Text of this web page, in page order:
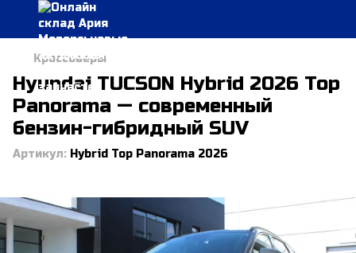
Кроссоверы
Hyundai TUCSON Hybrid 2026 Top
Panorama — современный
бензин-гибридный SUV
Артикул: Hybrid Top Panorama 2026